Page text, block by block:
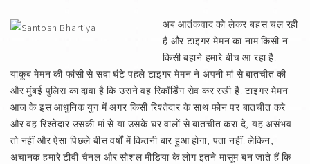
अब आतंकवाद को लेकर बहस चल रही
है और टाइगर मेमन का नाम किसी न
किसी बहाने हमारे बीच आ रहा है.
याकूब मेमन की फांसी से सवा घंटे पहले टाइगर मेमन ने अपनी मां से बातचीत की
और मुंबई पुलिस का दावा है कि उसने वह रिकॉर्डिंग सेव कर रखी है. टाइगर मेमन
आज के इस आधुनिक युग में अगर किसी रिश्तेदार के साथ फोन पर बातचीत करे
और वह रिश्तेदार उसकी मां से या उसके घर वालों से बातचीत करा दे, यह असंभव
तो नहीं और ऐसा पिछले बीस वर्षों में कितनी बार हुआ होगा, पता नहीं. लेकिन,
अचानक हमारे टीवी चैनल और सोशल मीडिया के लोग इतने मासूम बन जाते हैं कि